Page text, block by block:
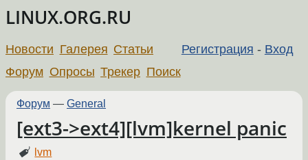
LINUX.ORG.RU
Регистрация - Вход
Новости Галерея Статьи
Форум Опросы Трекер Поиск
Форум — General
[ext3->ext4][lvm]kernel panic
lvm